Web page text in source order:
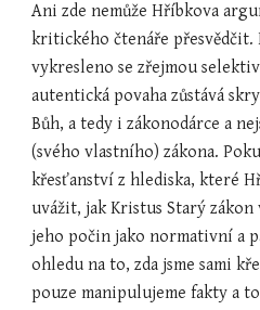
Ani zde nemůže Hříbkova
kritického čtenáře přesvědčit.
vykresleno se zřejmou
autentická povaha zůstává
Bůh, a tedy i zákonodárce a
(svého vlastního) zákona.
křesťanství z hlediska, které
uvážit, jak Kristus Starý
jeho počin jako normativní a
ohledu na to, zda jsme sami
pouze manipulujeme fakty a